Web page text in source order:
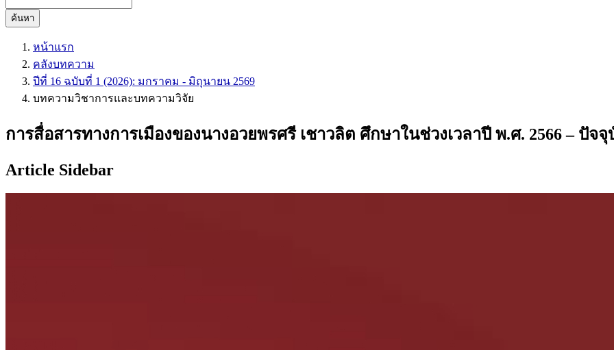
ค้นหา
หน้าแรก
คลังบทความ
ปีที่ 16 ฉบับที่ 1 (2026): มกราคม - มิถุนายน 2569
บทความวิชาการและบทความวิจัย
การสื่อสารทางการเมืองของนางอวยพรศรี เชาวลิต ศึกษาในช่วงเวลาปี พ.ศ. 2566 – ปัจจุ
Article Sidebar